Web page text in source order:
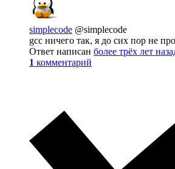
simplecode @simplecode
gcc ничего так, я до сих пор не
Ответ написан более трёх лет
1 комментарий